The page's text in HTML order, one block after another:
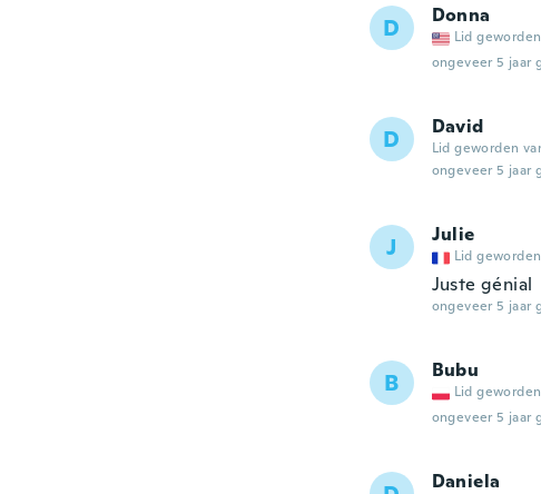
D Donna
Lid
ongeveer 5 jaar
D David
Lid geworden
ongeveer 5 jaar
J Julie
Lid
Juste génial
ongeveer 5 jaar
B Bubu
Lid
ongeveer 5 jaar
Daniela